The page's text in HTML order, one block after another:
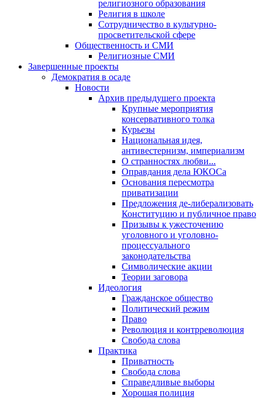
религиозного образования
Религия в школе
Сотрудничество в культурно-
просветительской сфере
Общественность и СМИ
Религиозные СМИ
Завершенные проекты
Демократия в осаде
Новости
Архив предыдущего проекта
Крупные мероприятия
консервативного толка
Курьезы
Национальная идея,
антивестернизм, империализм
О странностях любви...
Оправдания дела ЮКОСа
Основания пересмотра
приватизации
Предложения де-либерализовать
Конституцию и публичное право
Призывы к ужесточению
уголовного и уголовно-
процессуального
законодательства
Символические акции
Теории заговора
Идеология
Гражданское общество
Политический режим
Право
Революция и контрреволюция
Свобода слова
Практика
Приватность
Свобода слова
Справедливые выборы
Хорошая полиция